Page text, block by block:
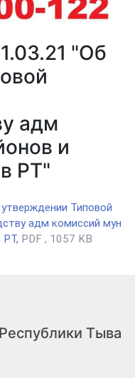
"Об
адм
и
РТ"
Типовой
адм комиссий мун
РТ, PDF , 1057 KB
Тыва